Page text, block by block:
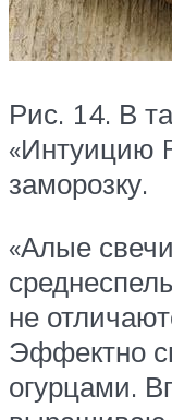
Рис. 14. В
«Интуицию
заморозку.
«Алые
не
Эффектно
огурцами.